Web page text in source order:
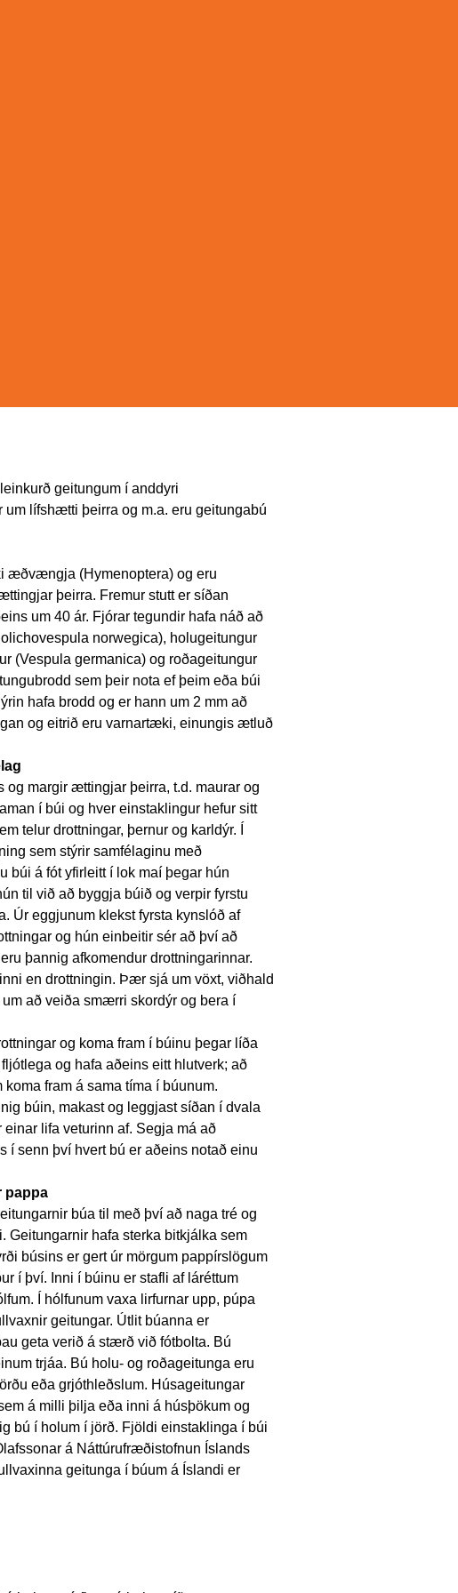
geitungum í anddyri
lífshætti þeirra og m.a. eru geitungabú
æðvængja (Hymenoptera) og eru
þeirra. Fremur stutt er síðan
um 40 ár. Fjórar tegundir hafa náð að
norwegica), holugeitungur
(Vespula germanica) og roðageitungur
sem þeir nota ef þeim eða búi
hafa brodd og er hann um 2 mm að
og eitrið eru varnartæki, einungis ætluð
og margir ættingjar þeirra, t.d. maurar og
í búi og hver einstaklingur hefur sitt
telur drottningar, þernur og karldýr. Í
sem stýrir samfélaginu með
búi á fót yfirleitt í lok maí þegar hún
til við að byggja búið og verpir fyrstu
Úr eggjunum klekst fyrsta kynslóð af
og hún einbeitir sér að því að
þannig afkomendur drottningarinnar.
en drottningin. Þær sjá um vöxt, viðhald
að veiða smærri skordýr og bera í
og koma fram í búinu þegar líða
og hafa aðeins eitt hlutverk; að
fram á sama tíma í búunum.
búin, makast og leggjast síðan í dvala
lifa veturinn af. Segja má að
í senn því hvert bú er aðeins notað einu
pappa
búa til með því að naga tré og
Geitungarnir hafa sterka bitkjálka sem
búsins er gert úr mörgum pappírslögum
í því. Inni í búinu er stafli af láréttum
Í hólfunum vaxa lirfurnar upp, púpa
geitungar. Útlit búanna er
geta verið á stærð við fótbolta. Bú
trjáa. Bú holu- og roðageitunga eru
eða grjóthleðslum. Húsageitungar
á milli þilja eða inni á húsþökum og
bú í holum í jörð. Fjöldi einstaklinga í búi
á Náttúrufræðistofnun Íslands
geitunga í búum á Íslandi er